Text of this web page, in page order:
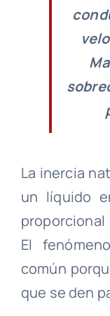
La inercia
un líquido
El
común
que se den